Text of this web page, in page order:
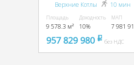
Верхние Котлы 10 мин
Площадь
9 578.3 м²
Доходность
10%
МАП
7 981
957 829 980 pуббез НДС